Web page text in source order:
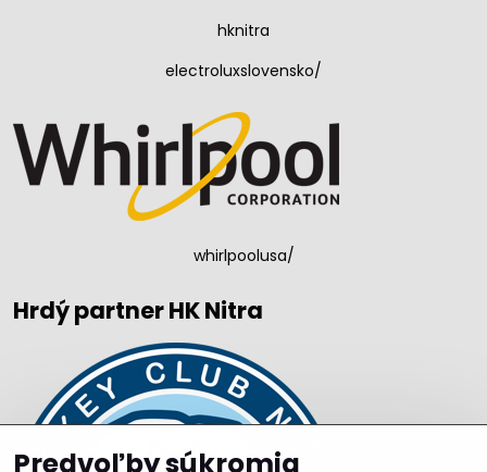
hknitra
electroluxslovensko/
whirlpoolusa/
Hrdý partner HK Nitra
Predvoľby súkromia